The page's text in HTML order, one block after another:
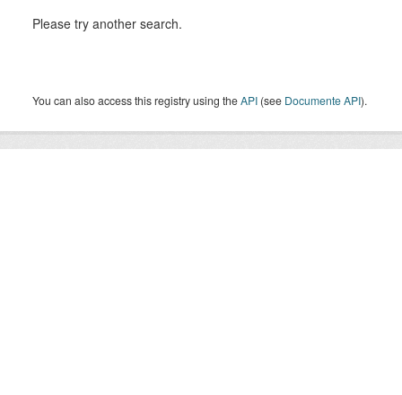
Please try another search.
You can also access this registry using theAPI (see Documente API).